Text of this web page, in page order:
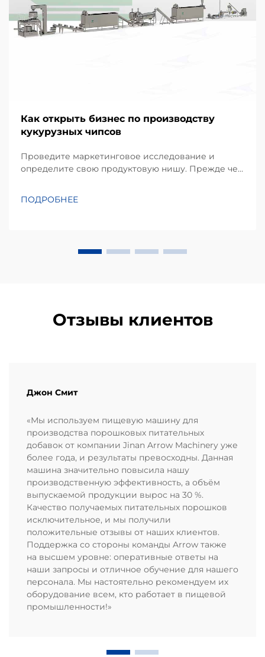
Как открыть бизнес по производству
кукурузных чипсов
Проведите маркетинговое исследование и
определите свою продуктовую нишу. Прежде чем
предпочтений местных потребителей.
ПОДРОБНЕЕ
Отзывы клиентов
Джон Смит
«Мы используем пищевую машину для
производства порошковых питательных
добавок от компании Jinan Arrow Machinery уже
более года, и результаты превосходны. Данная
машина значительно повысила нашу
производственную эффективность, а объём
выпускаемой продукции вырос на 30 %.
Качество получаемых питательных порошков
исключительное, и мы получили
положительные отзывы от наших клиентов.
Поддержка со стороны команды Arrow также
на высшем уровне: оперативные ответы на
наши запросы и отличное обучение для нашего
персонала. Мы настоятельно рекомендуем их
оборудование всем, кто работает в пищевой
промышленности!»